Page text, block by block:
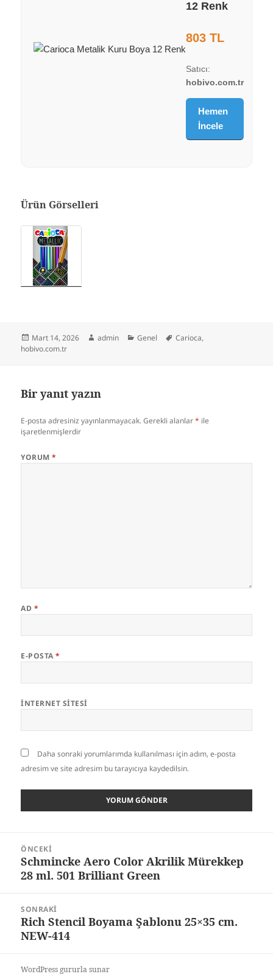
12 Renk
803 TL
Satıcı:
hobivo.com.tr
Hemen
İncele
Ürün Görselleri
Yayın
tarihi
Mart 14, 2026 Yazar
admin Kategoriler
Genel Etiketler
Carioca,
hobivo.com.tr
Bir yanıt yazın
E-posta adresiniz yayınlanmayacak. Gerekli alanlar* ile
işaretlenmişlerdir
YORUM*
AD *
E-POSTA*
İNTERNET SITESI
Daha sonraki yorumlarımda kullanılması için adım, e-posta
adresim ve site adresim bu tarayıcıya kaydedilsin.
gezinmesi
ÖNCEKI
Önceki
yazı:
Schmincke Aero Color Akrilik Mürekkep
28 ml. 501 Brilliant Green
SONRAKI
Sonraki
yazı:
Rich Stencil Boyama Şablonu 25×35 cm.
NEW-414
WordPress gururla sunar